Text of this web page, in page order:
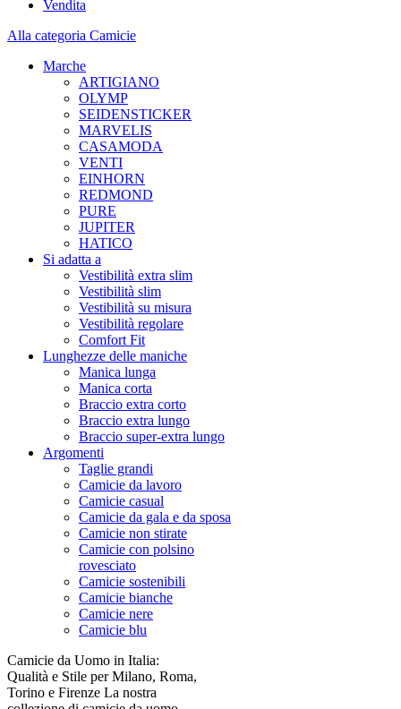
Vendita
Alla categoria Camicie
Marche
ARTIGIANO
OLYMP
SEIDENSTICKER
MARVELIS
CASAMODA
VENTI
EINHORN
REDMOND
PURE
JUPITER
HATICO
Si adatta a
Vestibilità extra slim
Vestibilità slim
Vestibilità su misura
Vestibilità regolare
Comfort Fit
Lunghezze delle maniche
Manica lunga
Manica corta
Braccio extra corto
Braccio extra lungo
Braccio super-extra lungo
Argomenti
Taglie grandi
Camicie da lavoro
Camicie casual
Camicie da gala e da sposa
Camicie non stirate
Camicie con polsino
rovesciato
Camicie sostenibili
Camicie bianche
Camicie nere
Camicie blu
Camicie da Uomo in Italia:
Qualità e Stile per Milano, Roma,
Torino e Firenze La nostra